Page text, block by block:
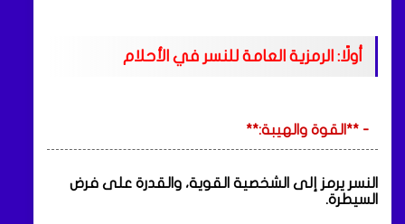
أولًا: الرمزية العامة للنسر في الأحلام
- **القوة والهيبة:**
النسر يرمز إلى الشخصية القوية، والقدرة على فرض
السيطرة.